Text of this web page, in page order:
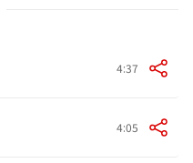
4:37
4:05